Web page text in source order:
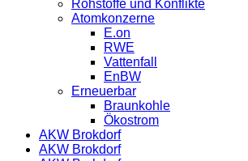
Rohstoffe und Konflikte
Atomkonzerne
E.on
RWE
Vattenfall
EnBW
Erneuerbar
Braunkohle
Ökostrom
AKW Brokdorf
AKW Brokdorf